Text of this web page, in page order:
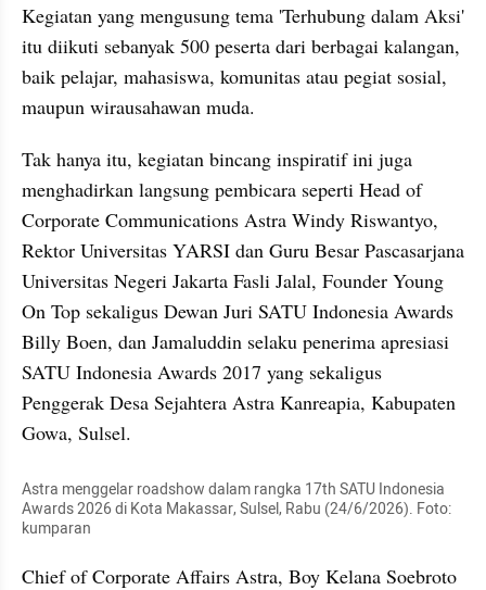
Kegiatan yang mengusung tema 'Terhubung dalam Aksi'
itu diikuti sebanyak 500 peserta dari berbagai kalangan,
baik pelajar, mahasiswa, komunitas atau pegiat sosial,
maupun wirausahawan muda.
Tak hanya itu, kegiatan bincang inspiratif ini juga
menghadirkan langsung pembicara seperti Head of
Corporate Communications Astra Windy Riswantyo,
Rektor Universitas YARSI dan Guru Besar Pascasarjana
Universitas Negeri Jakarta Fasli Jalal, Founder Young
On Top sekaligus Dewan Juri SATU Indonesia Awards
Billy Boen, dan Jamaluddin selaku penerima apresiasi
SATU Indonesia Awards 2017 yang sekaligus
Penggerak Desa Sejahtera Astra Kanreapia, Kabupaten
Gowa, Sulsel.
Astra menggelar roadshow dalam rangka 17th SATU Indonesia
Awards 2026 di Kota Makassar, Sulsel, Rabu (24/6/2026). Foto:
kumparan
Chief of Corporate Affairs Astra, Boy Kelana Soebroto